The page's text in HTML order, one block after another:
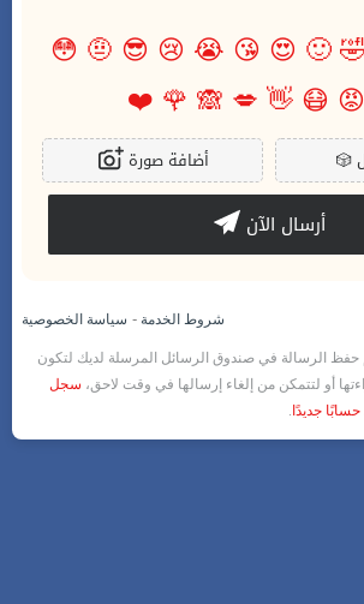
🤣
🙂
😍
😘
😭
😢
😎
🤨
😳
😡
😷
👋
💋
🙈
🌹
❤️
🎲 أضافة صورة
أرسال الآن
شروط الخدمة - سياسة الخصوصية
الرسالة في صندوق الرسائل المرسلة لديك لتكون
أو لتتمكن من إلغاء إرسالها في وقت لاحق، سجل
جديدًا .